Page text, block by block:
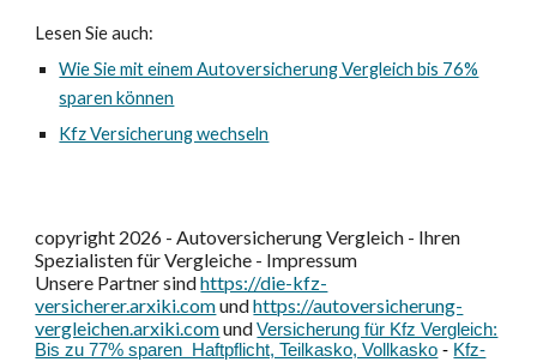
Lesen Sie auch:
Wie Sie mit einem Autoversicherung Vergleich bis 76%
sparen können
Kfz Versicherung wechseln
copyright 2026 - Autoversicherung Vergleich - Ihren
Spezialisten für Vergleiche - Impressum
Unsere Partner sindhttps://die-kfz-
versicherer.arxiki.comundhttps://autoversicherung-
vergleichen.arxiki.comundVersicherung für Kfz Vergleich:
Bis zu 77% sparen Haftpflicht, Teilkasko, Vollkasko - Kfz-